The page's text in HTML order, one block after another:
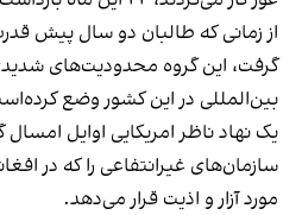
از زمانی که طالبان دو سال پیش
گرفت، این گروه محدودیت‌های
بین‌المللی در این کشور وضع
یک نهاد ناظر امریکایی اوایل
سازمان‌‌های غیرانتفاعی را که در
مورد آزار و اذیت قرار می‌دهد.